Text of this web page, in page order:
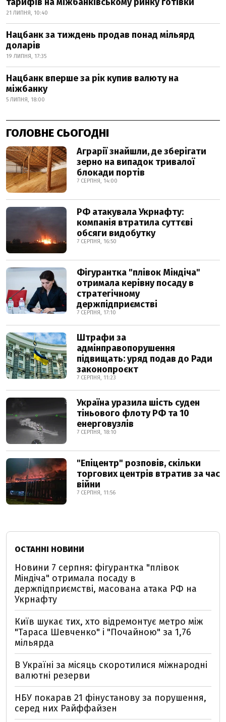
21 ЛИПНЯ, 10:40
Нацбанк за тиждень продав понад мільярд
доларів
19 ЛИПНЯ, 17:35
Нацбанк вперше за рік купив валюту на
міжбанку
5 ЛИПНЯ, 18:00
ГОЛОВНЕ СЬОГОДНІ
Аграрії знайшли, де зберігати
зерно на випадок тривалої
блокади портів
7 СЕРПНЯ, 14:00
РФ атакувала Укрнафту:
компанія втратила суттєві
обсяги видобутку
7 СЕРПНЯ, 16:50
Фігурантка "плівок Міндіча"
отримала керівну посаду в
стратегічному
держпідприємстві
7 СЕРПНЯ, 17:10
Штрафи за
адмінправопорушення
підвищать: уряд подав до Ради
законопроєкт
7 СЕРПНЯ, 11:23
Україна уразила шість суден
тіньового флоту РФ та 10
енерговузлів
7 СЕРПНЯ, 18:10
"Епіцентр" розповів, скільки
торгових центрів втратив за час
війни
7 СЕРПНЯ, 11:56
ОСТАННІ НОВИНИ
Новини 7 серпня: фігурантка "плівок
Міндіча" отримала посаду в
держпідприємстві, масована атака РФ на
Укрнафту
Київ шукає тих, хто відремонтує метро між
"Тараса Шевченко" і "Почайною" за 1,76
мільярда
В Україні за місяць скоротилися міжнародні
валютні резерви
НБУ покарав 21 фінустанову за порушення,
серед них Райффайзен